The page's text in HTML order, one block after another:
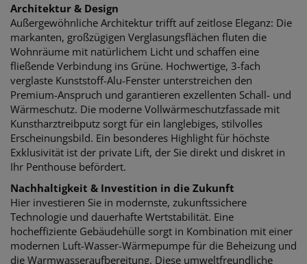
Architektur & Design
Außergewöhnliche Architektur trifft auf zeitlose Eleganz: Die
markanten, großzügigen Verglasungsflächen fluten die
Wohnräume mit natürlichem Licht und schaffen eine
fließende Verbindung ins Grüne. Hochwertige, 3-fach
verglaste Kunststoff-Alu-Fenster unterstreichen den
Premium-Anspruch und garantieren exzellenten Schall- und
Wärmeschutz. Die moderne Vollwärmeschutzfassade mit
Kunstharztreibputz sorgt für ein langlebiges, stilvolles
Erscheinungsbild. Ein besonderes Highlight für höchste
Exklusivität ist der private Lift, der Sie direkt und diskret in
Ihr Penthouse befördert.
Nachhaltigkeit & Investition in die Zukunft
Hier investieren Sie in modernste, zukunftssichere
Technologie und dauerhafte Wertstabilität. Eine
hocheffiziente Gebäudehülle sorgt in Kombination mit einer
modernen Luft-Wasser-Wärmepumpe für die Beheizung und
die Warmwasseraufbereitung. Diese umweltfreundliche